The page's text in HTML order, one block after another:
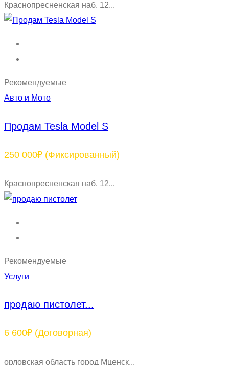
Краснопресненская наб. 12...
Рекомендуемые
Авто и Мото
Продам Tesla Model S
250 000₽ (Фиксированный)
Краснопресненская наб. 12...
Рекомендуемые
Услуги
продаю пистолет...
6 600₽ (Договорная)
орловская область город Мценск...